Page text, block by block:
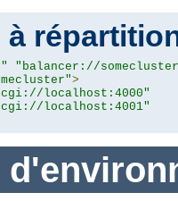
à
"balancer://
>
localhost:4000"
localhost:4001"